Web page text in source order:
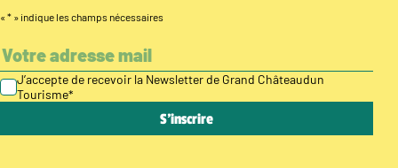
« * » indique les champs nécessaires
J’accepte de recevoir la Newsletter de Grand Châteaudun
Tourisme*